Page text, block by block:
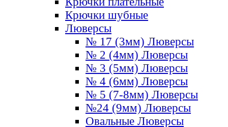
Крючки шубные
Люверсы
№ 17 (3мм) Люверсы
№ 2 (4мм) Люверсы
№ 3 (5мм) Люверсы
№ 4 (6мм) Люверсы
№ 5 (7-8мм) Люверсы
№24 (9мм) Люверсы
Овальные Люверсы